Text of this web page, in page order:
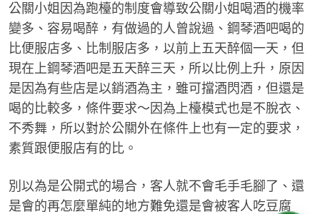
公關小姐因為跑檯的制度會導致公關小姐喝酒的機率
變多、容易喝醉，有做過的人曾說過、鋼琴酒吧喝的
比便服店多、比制服店多，以前上五天醉個一天，但
現在上鋼琴酒吧是五天醉三天，所以比例上升，原因
是因為有些店是以銷酒為主，雖可擋酒閃酒，但還是
喝的比較多，條件要求～因為上檯模式也是不脫衣、
不秀舞，所以對於公關外在條件上也有一定的要求，
素質跟便服店有的比。
別以為是公開式的場合，客人就不會毛手毛腳了、還
是會的再怎麼單純的地方難免還是會被客人吃豆腐